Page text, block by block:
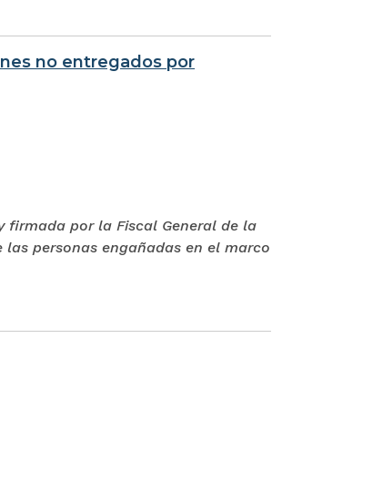
no entregados por
firmada por la Fiscal General de la
personas engañadas en el marco